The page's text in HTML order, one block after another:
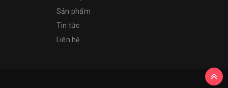
Sản phẩm
Tin tức
Liên hệ